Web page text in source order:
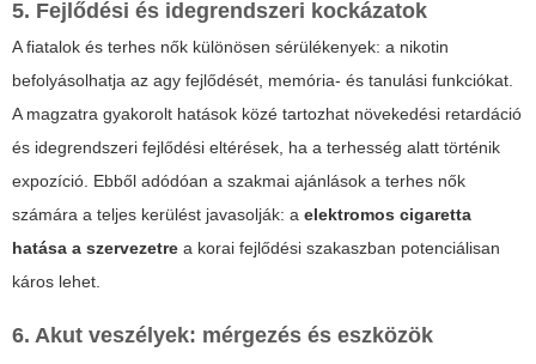
5. Fejlődési és idegrendszeri kockázatok
A fiatalok és terhes nők különösen sérülékenyek: a nikotin
befolyásolhatja az agy fejlődését, memória- és tanulási funkciókat.
A magzatra gyakorolt hatások közé tartozhat növekedési retardáció
és idegrendszeri fejlődési eltérések, ha a terhesség alatt történik
expozíció. Ebből adódóan a szakmai ajánlások a terhes nők
számára a teljes kerülést javasolják: a elektromos cigaretta
hatása a szervezetre a korai fejlődési szakaszban potenciálisan
káros lehet.
6. Akut veszélyek: mérgezés és eszközök